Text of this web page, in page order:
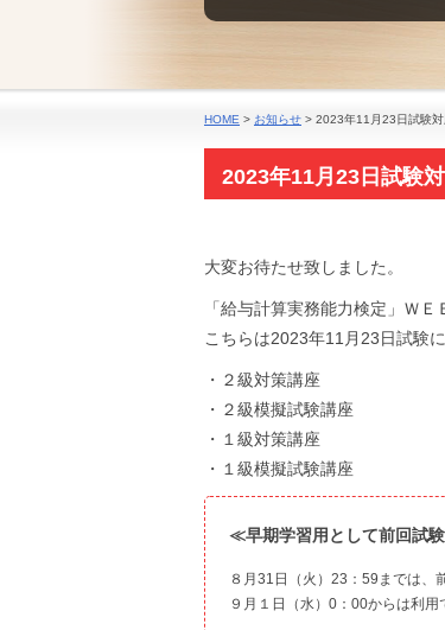
HOME > お知らせ > 2023年11月23日試験
2023年11月23日試験
大変お待たせ致しました。
「給与計算実務能力検定」Ｗ
こちらは2023年11月23日試験
・２級対策講座
・２級模擬試験講座
・１級対策講座
・１級模擬試験講座
≪早期学習用として前回試
８月31日（火）23：59までは、
９月１日（水）0：00からは利